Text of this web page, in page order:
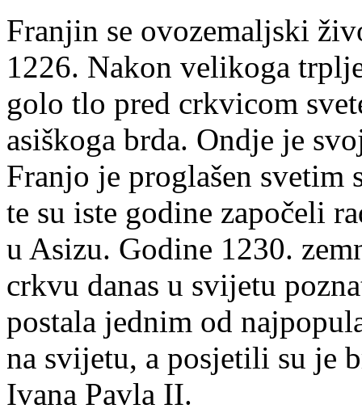
Franjin se ovozemaljski
1226. Nakon velikoga
golo tlo pred crkvicom
asiškoga brda. Ondje je
Franjo je proglašen svetim
te su iste godine započeli
u Asizu. Godine 1230.
crkvu danas u svijetu
postala jednim od
na svijetu, a posjetili su je
Ivana Pavla II.